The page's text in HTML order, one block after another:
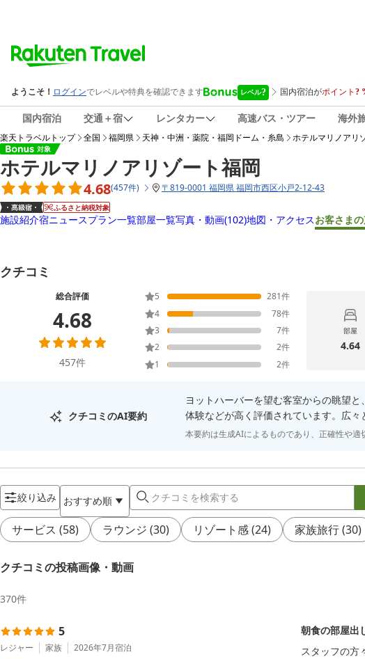
国内宿泊 交通＋宿 レンタカー 高速バス・ツアー 海外
楽天トラベルトップ 全国 福岡県 天神・中洲・薬院・福岡ドーム・糸島 ホテルマリノアリ
ホテルマリノアリゾート福岡
4.68(457件) 〒819-0001 福岡県 福岡市西区小戸2-12-43
ふるさと納税対象
施設紹介宿ニュースプラン一覧部屋一覧写真・動画(102)地図・アクセスお客さま
クチコミ
総合評価
4.68
457件
5 281件
4
78件
3
7件
2
2件
1
2件
部屋
4.64
クチコミのAI要約
ヨットハーバーを望む客室からの眺望
体験などが高く評価されています。広々
本要約は生成AIによるものであり、正確性や適
絞り込み おすすめ順
サービス (58) ラウンジ (30) リゾート感(24) 家族旅行(30)
クチコミの投稿画像・動画
370件
5
レジャー 家族 2026年7月宿泊
朝食の部屋出
スタッフの方